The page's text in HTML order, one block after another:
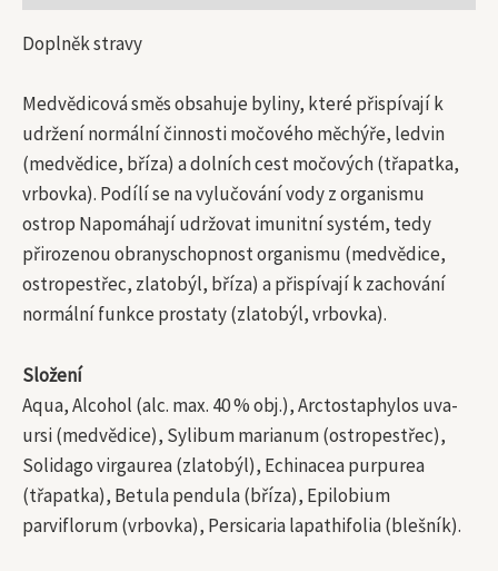
Doplněk stravy
Medvědicová směs obsahuje byliny, které přispívají k
udržení normální činnosti močového měchýře, ledvin
(medvědice, bříza) a dolních cest močových (třapatka,
vrbovka). Podílí se na vylučování vody z organismu
ostrop Napomáhají udržovat imunitní systém, tedy
přirozenou obranyschopnost organismu (medvědice,
ostropestřec, zlatobýl, bříza) a přispívají k zachování
normální funkce prostaty (zlatobýl, vrbovka).
Složení
Aqua, Alcohol (alc. max. 40 % obj.), Arctostaphylos uva-
ursi (medvědice), Sylibum marianum (ostropestřec),
Solidago virgaurea (zlatobýl), Echinacea purpurea
(třapatka), Betula pendula (bříza), Epilobium
parviflorum (vrbovka), Persicaria lapathifolia (blešník).